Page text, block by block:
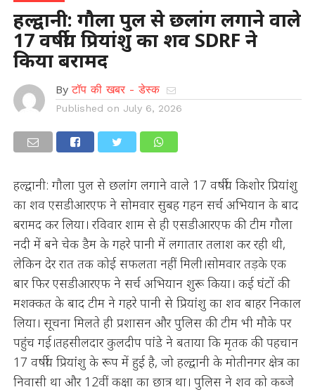
हल्द्वानी: गौला पुल से छलांग लगाने वाले
17 वर्षीय प्रियांशु का शव SDRF ने
किया बरामद
By टॉप की खबर - डेस्क
Published on July 6, 2026
हल्द्वानी: गौला पुल से छलांग लगाने वाले 17 वर्षीय किशोर प्रियांशु
का शव एसडीआरएफ ने सोमवार सुबह गहन सर्च अभियान के बाद
बरामद कर लिया। रविवार शाम से ही एसडीआरएफ की टीम गौला
नदी में बने चेक डैम के गहरे पानी में लगातार तलाश कर रही थी,
लेकिन देर रात तक कोई सफलता नहीं मिली।सोमवार तड़के एक
बार फिर एसडीआरएफ ने सर्च अभियान शुरू किया। कई घंटों की
मशक्कत के बाद टीम ने गहरे पानी से प्रियांशु का शव बाहर निकाल
लिया। सूचना मिलते ही प्रशासन और पुलिस की टीम भी मौके पर
पहुंच गई।तहसीलदार कुलदीप पांडे ने बताया कि मृतक की पहचान
17 वर्षीय प्रियांशु के रूप में हुई है, जो हल्द्वानी के मोतीनगर क्षेत्र का
निवासी था और 12वीं कक्षा का छात्र था। पुलिस ने शव को कब्जे